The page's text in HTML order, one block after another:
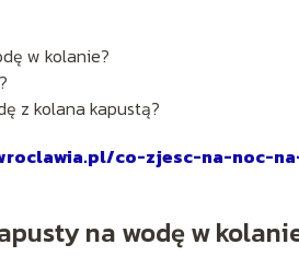
w kolanie?
z kolana kapustą?
co-zjesc-na-noc-
na wodę w